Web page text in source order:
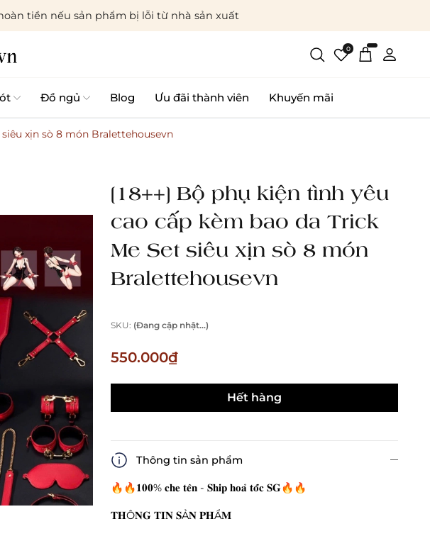
tiền nếu sản phẩm bị lỗi từ nhà sản xuất
0
Đồ ngủ Blog Ưu đãi thành viên Khuyến mãi
xịn sò 8 món Bralettehousevn
[18++] Bộ phụ kiện tình yêu
cao cấp kèm bao da Trick
Me Set siêu xịn sò 8 món
Bralettehousevn
SKU: (Đang cập nhật...)
550.000₫
Hết hàng
Thông tin sản phẩm
🔥🔥𝟏𝟎𝟎% 𝐜𝐡𝐞 𝐭𝐞̂𝐧 - 𝐒𝐡𝐢𝐩 𝐡𝐨𝐚̉ 𝐭𝐨̂́𝐜 𝐒𝐆🔥🔥
𝐓𝐇Ô𝐍𝐆 𝐓𝐈𝐍 𝐒Ả𝐍 𝐏𝐇Ẩ𝐌